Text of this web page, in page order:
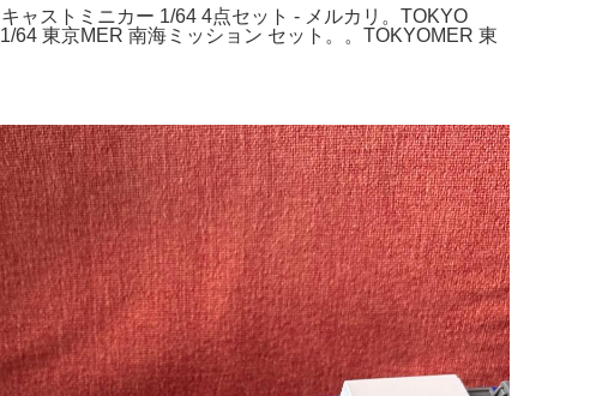
ャストミニカー 1/64 4点セット - メルカリ。TOKYO
64 東京MER 南海ミッション セット。。TOKYOMER 東